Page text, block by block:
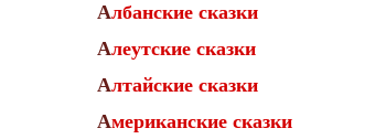
Албанские сказки
Алеутские сказки
Алтайские сказки
Американские сказки